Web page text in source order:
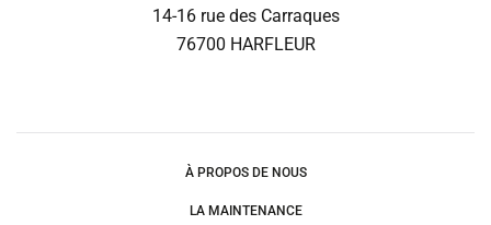
14-16 rue des Carraques
76700 HARFLEUR
À PROPOS DE NOUS
LA MAINTENANCE